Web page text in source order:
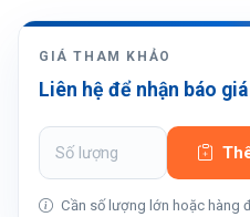
GIÁ THAM KHẢO
Liên hệ để nhận báo giá
Cần số lượng lớn hoặc hàng